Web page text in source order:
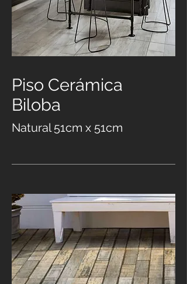
Piso Cerámica
Biloba
Natural 51cm x 51cm